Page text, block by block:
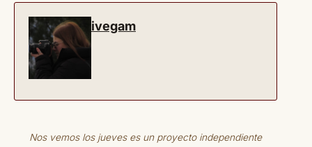
ivegam
Nos vemos los jueves es un proyecto independiente